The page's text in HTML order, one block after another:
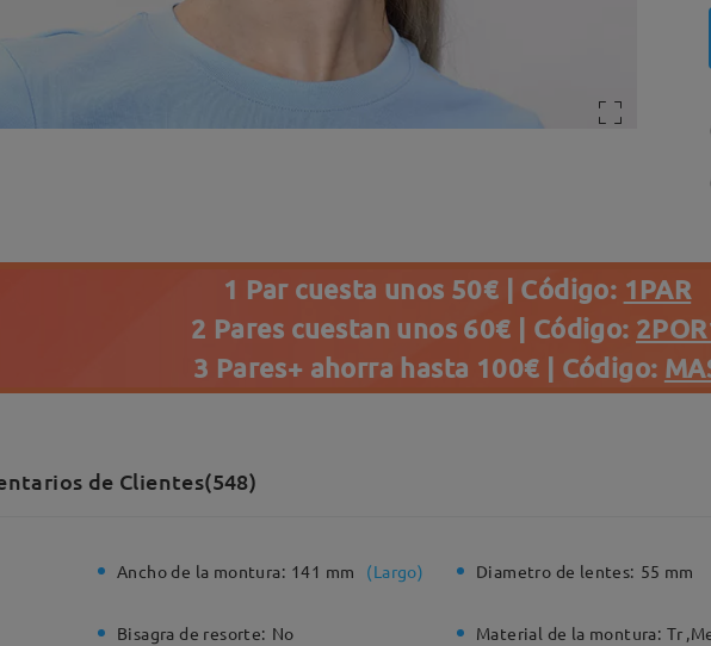
1 Par cuesta unos 50€ | Código: 1PAR
2 Pares cuestan unos 60€ | Código:
3 Pares+ ahorra hasta 100€ | Código:
de Clientes(548)
Ancho de la montura: 141 mm (Largo) Diametro de lentes: 55 mm
Bisagra de resorte: No Material de la montura: Tr